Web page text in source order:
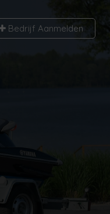
Bedrijf Aanmelden